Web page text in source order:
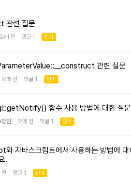
련 질문
래 전 댓글 1 인기
관련 질문
오래 전 댓글 1 인기
함수 사용 방법에 대한 질문
인 오래 전 댓글 1 인기
자바스크립트에서 사용하는 방법에 대
.
전 댓글 1 인기